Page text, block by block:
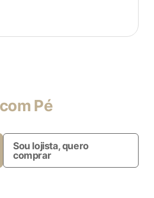
Pé
Sou lojista, quero
comprar